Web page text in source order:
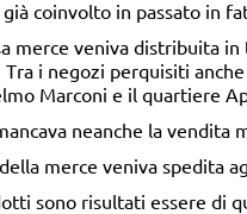
coinvolto in passato in
merce veniva distribuita
Tra i negozi perquisiti
Marconi e il quartiere
neanche la
merce veniva spedita
sono risultati essere di